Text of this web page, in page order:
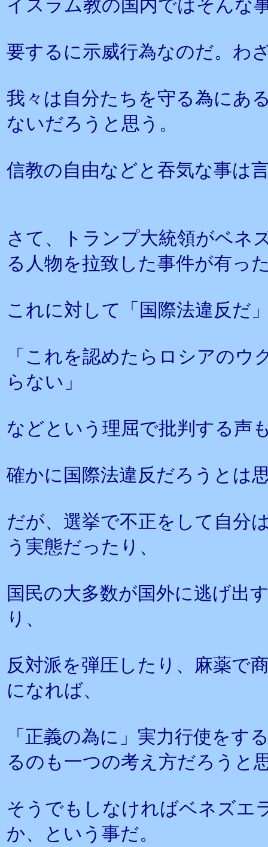
イスラム教の国内ではそんな
要するに示威行為なのだ。わ
我々は自分たちを守る為にあ
ないだろうと思う。
信教の自由などと吞気な事は
さて、トランプ大統領がベネ
る人物を拉致した事件が有っ
これに対して「国際法違反だ
「これを認めたらロシアの
らない」
などという理屈で批判する声
確かに国際法違反だろうとは
だが、選挙で不正をして自分
う実態だったり、
国民の大多数が国外に逃げ出
り、
反対派を弾圧したり、麻薬で
になれば、
「正義の為に」実力行使をす
るのも一つの考え方だろうと
そうでもしなければベネズエ
か、という事だ。